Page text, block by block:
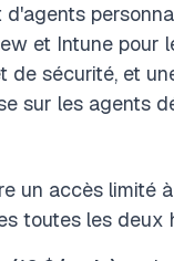
et Intune pour
de sécurité, et
sur les agents
un accès limité
toutes les deux